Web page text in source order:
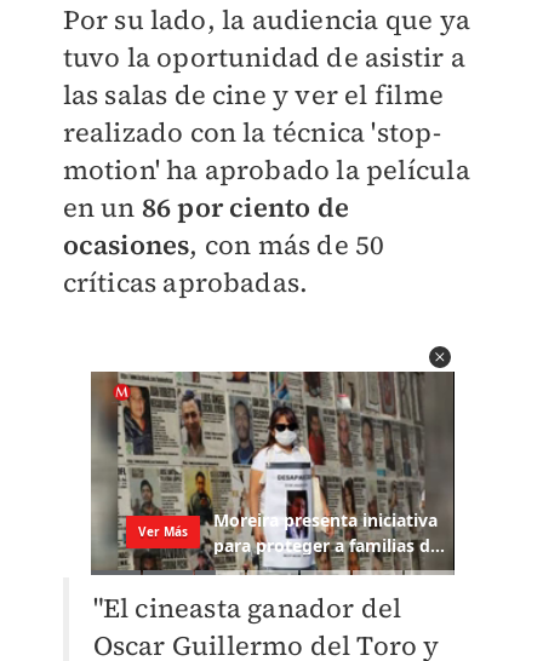
Por su lado, la audiencia que ya
tuvo la oportunidad de asistir a
las salas de cine y ver el filme
realizado con la técnica 'stop-
motion' ha aprobado la película
en un 86 por ciento de
ocasiones, con más de 50
críticas aprobadas.
"El cineasta ganador del
Oscar Guillermo del Toro y